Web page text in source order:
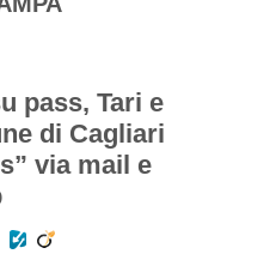
pass, Tari e
di Cagliari
via mail e